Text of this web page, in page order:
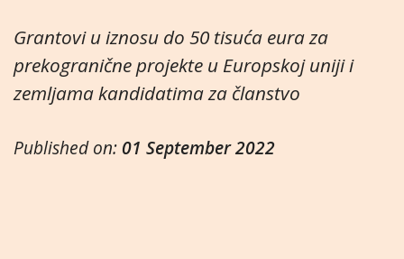
Grantovi u iznosu do 50 tisuća eura za
prekogranične projekte u Europskoj uniji i
zemljama kandidatima za članstvo
Published on: 01 September 2022